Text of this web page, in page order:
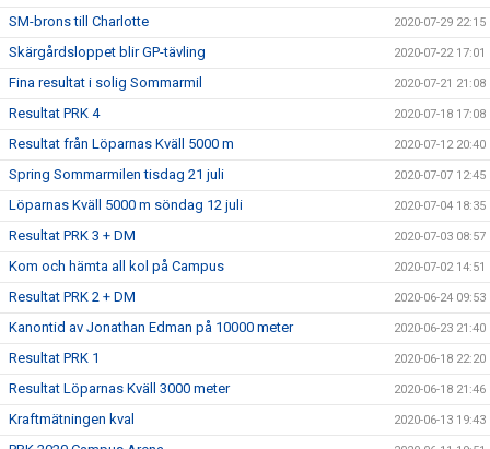
SM-brons till Charlotte 2020-07-29 22:15
Skärgårdsloppet blir GP-tävling 2020-07-22 17:01
Fina resultat i solig Sommarmil 2020-07-21 21:08
Resultat PRK 4 2020-07-18 17:08
Resultat från Löparnas Kväll 5000 m 2020-07-12 20:40
Spring Sommarmilen tisdag 21 juli 2020-07-07 12:45
Löparnas Kväll 5000 m söndag 12 juli 2020-07-04 18:35
Resultat PRK 3 + DM 2020-07-03 08:57
Kom och hämta all kol på Campus 2020-07-02 14:51
Resultat PRK 2 + DM 2020-06-24 09:53
Kanontid av Jonathan Edman på 10000 meter 2020-06-23 21:40
Resultat PRK 1 2020-06-18 22:20
Resultat Löparnas Kväll 3000 meter 2020-06-18 21:46
Kraftmätningen kval 2020-06-13 19:43